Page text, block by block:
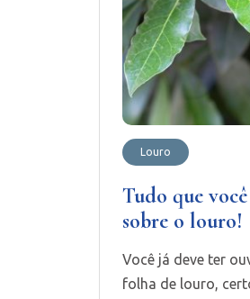
Louro
Tudo que
sobre o louro!
Você já deve ter
folha de louro,